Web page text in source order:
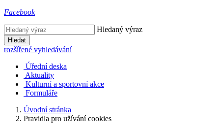
Facebook
Hledaný výraz
Hledat
rozšířené vyhledávání
Úřední deska
Aktuality
Kulturní a sportovní akce
Formuláře
Úvodní stránka
Pravidla pro užívání cookies